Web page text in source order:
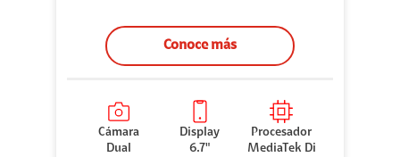
Conoce más
Cámara
Dual
Display
6.7"
Procesador
MediaTek Di